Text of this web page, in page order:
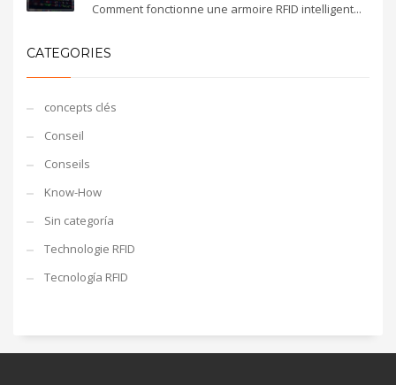
Comment fonctionne une armoire RFID intelligent...
CATEGORIES
concepts clés
Conseil
Conseils
Know-How
Sin categoría
Technologie RFID
Tecnología RFID